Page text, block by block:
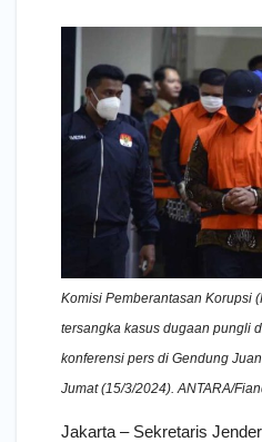
Komisi Pemberantasan Korupsi
tersangka kasus dugaan pungli
konferensi pers di Gendung
Jumat (15/3/2024). ANTARA/
Jakarta – Sekretaris